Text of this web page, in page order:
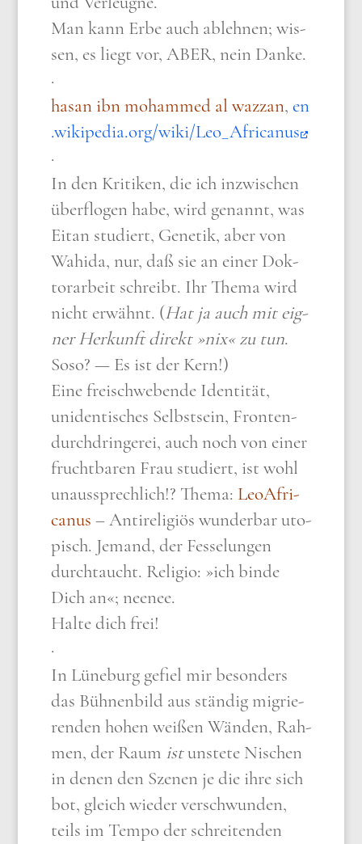
Man kann Erbe auch ableh­nen; wis­
sen, es liegt vor, ABER, nein Dan­ke.
·
hasan ibn moham­med al waz­z­an, en​
.wiki​pe​dia​.org/​w​i​k​i​/​L​e​o​_​A​f​r​i​c​a​nus
·
In den Kri­ti­ken, die ich inzwi­schen
über­flo­gen habe, wird genannt, was
Eit­an stu­diert, Gene­tik, aber von
Wahi­da, nur, daß sie an einer Dok­
tor­ar­beit schreibt. Ihr The­ma wird
nicht erwähnt. (Hat ja auch mit eig­
ner Her­kunft direkt »nix« zu tun.
Soso? — Es ist der Kern!)
Eine frei­schwe­ben­de Iden­ti­tät,
uniden­ti­sches Selbst­sein, Fronten­
durch­drin­ge­rei, auch noch von einer
frucht­ba­ren Frau stu­diert, ist wohl
unaus­sprech­lich!? The­ma: Leo­Af­ri­
ca­nus – Anti­re­li­gi­ös wun­der­bar uto­
pisch. Jemand, der Fes­se­lun­gen
durch­taucht. Reli­gio: »ich bin­de
Dich an«; nee­nee.
Hal­te dich frei!
·
In Lüne­burg gefiel mir beson­ders
das Büh­nen­bild aus stän­dig migrie­
ren­den hohen wei­ßen Wän­den, Rah­
men, der Raum istunste­te Nischen
in denen den Sze­nen je die ihre sich
bot, gleich wie­der ver­schwun­den,
teils im Tem­po der schrei­ten­den